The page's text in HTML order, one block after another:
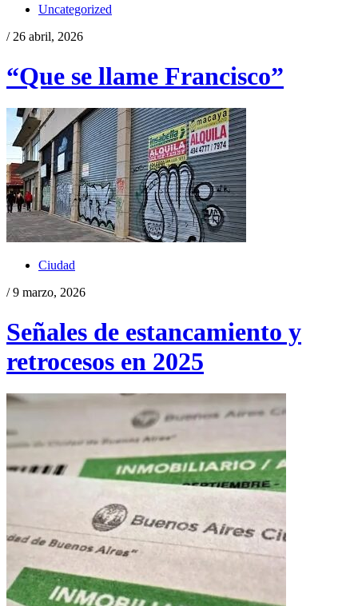
Uncategorized
/ 26 abril, 2026
“Que se llame Francisco”
Ciudad
/ 9 marzo, 2026
Señales de estancamiento y
retrocesos en 2025